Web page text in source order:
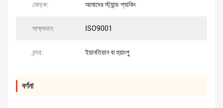
মোড়ক: আমাদের স্ট্যান্ড প্যাকিং
সাক্ষ্যদান: ISO9001
বন্দর: ইয়ানতিয়ান বা হুয়াংপু
বর্ণনা